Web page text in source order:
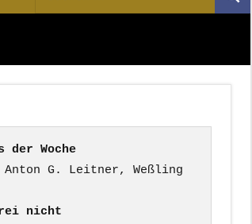
nach:
der Woche
nicht